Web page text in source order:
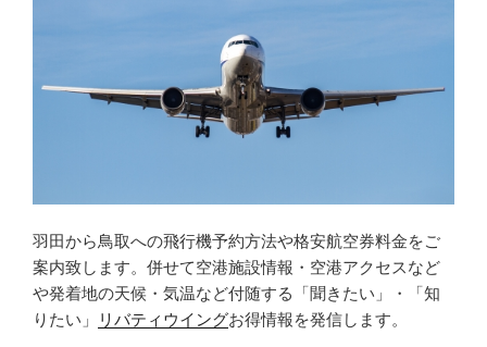
羽田から鳥取への飛行機予約方法や格安航空券料金をご
案内致します。併せて空港施設情報・空港アクセスなど
や発着地の天候・気温など付随する「聞きたい」・「知
りたい」
リバティウイングお得情報を発信します。